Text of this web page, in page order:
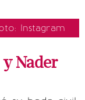
Instagram
Nader